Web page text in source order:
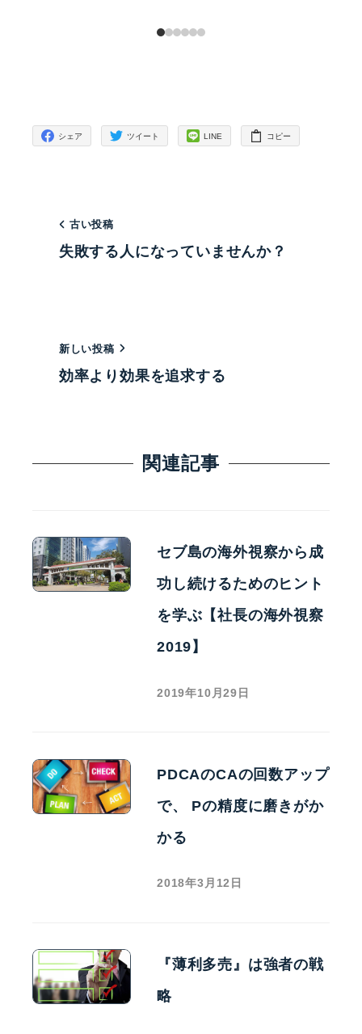
シェア ツイート LINE コピー
古い投稿
失敗する人になっていませんか？
新しい投稿
効率より効果を追求する
関連記事
セブ島の海外視察から成
功し続けるためのヒント
を学ぶ【社長の海外視察
2019】
2019年10月29日
PDCAのCAの回数アップ
で、 Pの精度に磨きがか
かる
2018年3月12日
『薄利多売』は強者の戦
略